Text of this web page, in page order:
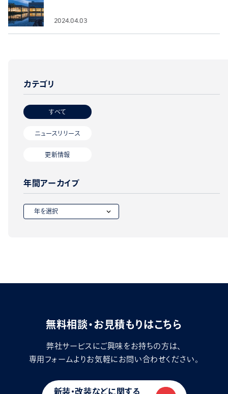
2024.04.03
カテゴリ
すべて
ニュースリリース
更新情報
年間アーカイブ
無料相談・お見積もりはこちら
弊社サービスにご興味をお持ちの方は、
専用フォームよりお気軽にお問い合わせください。
新装・改装などに関する